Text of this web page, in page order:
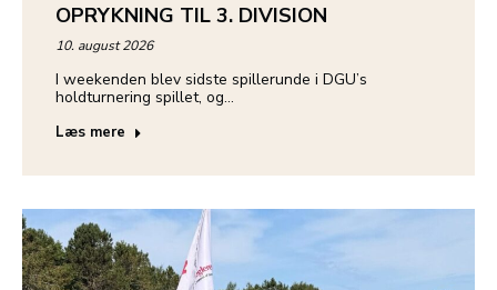
OPRYKNING TIL 3. DIVISION
10. august 2026
I weekenden blev sidste spillerunde i DGU’s
holdturnering spillet, og…
Læs mere